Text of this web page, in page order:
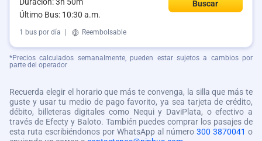
Último Bus: 10:30 a.m.
Buscar
1 bus por día Reembolsable
*Precios calculados semanalmente, pueden estar sujetos a cambios por
parte del operador
Recuerda elegir el horario que más te convenga, la silla que más te
guste y usar tu medio de pago favorito, ya sea tarjeta de crédito,
débito, billeteras digitales como Nequi y DaviPlata, o efectivo a
través de Efecty y Baloto. También puedes comprar los pasajes de
esta ruta escribiéndonos por WhatsApp al número 300 3870041 o